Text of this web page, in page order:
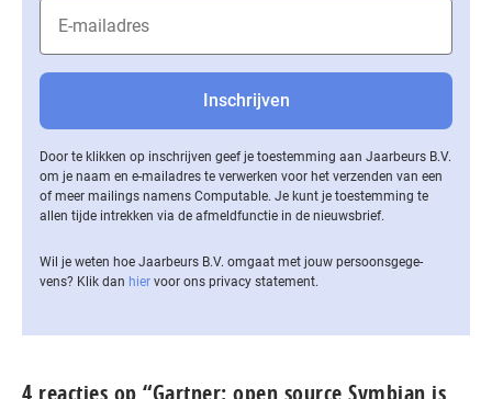
Door te klikken op inschrijven geef je toestemming aan Jaarbeurs B.V.
om je naam en e-mailadres te verwerken voor het verzenden van een
of meer mailings namens Computable. Je kunt je toestemming te
allen tijde intrekken via de af­meld­func­tie in de nieuwsbrief.
Wil je weten hoe Jaarbeurs B.V. omgaat met jouw per­soons­ge­ge­
vens? Klik dan hier voor ons privacy statement.
4 reacties op “Gartner: open source Symbian is